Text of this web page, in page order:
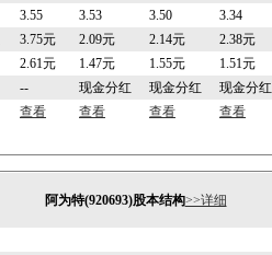
3.55 3.53 3.50 3.34
3.75元 2.09元 2.14元 2.38元
2.61元 1.47元 1.55元 1.51元
-- 现金分红 现金分红 现金分红
查看 查看 查看 查看
阿为特(920693)股本结构>>详细